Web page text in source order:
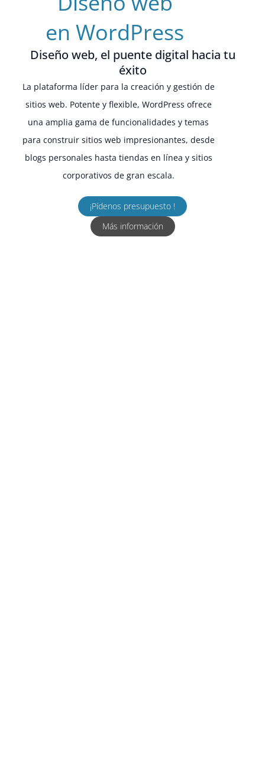
en WordPress
Diseño web, el puente digital hacia tu
éxito
La plataforma líder para la creación y gestión de
sitios web. Potente y flexible, WordPress ofrece
una amplia gama de funcionalidades y temas
para construir sitios web impresionantes, desde
blogs personales hasta tiendas en línea y sitios
corporativos de gran escala.
¡Pídenos presupuesto !
Más información